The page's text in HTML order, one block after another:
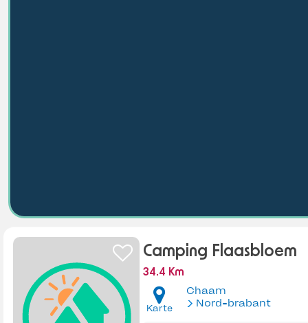
Camping Flaasbloem
34.4 Km
Karte
Chaam
Nord-brabant